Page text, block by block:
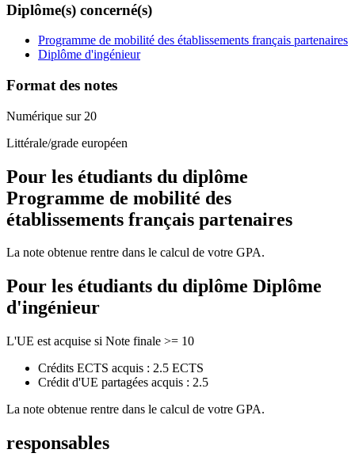
Diplôme(s) concerné(s)
Programme de mobilité des établissements français partenaires
Diplôme d'ingénieur
Format des notes
Numérique sur 20
Littérale/grade européen
Pour les étudiants du diplôme
Programme de mobilité des
établissements français partenaires
La note obtenue rentre dans le calcul de votre GPA.
Pour les étudiants du diplôme Diplôme
d'ingénieur
L'UE est acquise si Note finale >= 10
Crédits ECTS acquis : 2.5 ECTS
Crédit d'UE partagées acquis : 2.5
La note obtenue rentre dans le calcul de votre GPA.
responsables